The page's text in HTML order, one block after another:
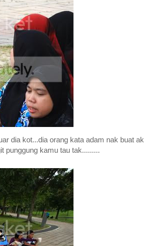
dia kot...dia orang kata adam nak buat
punggung kamu tau tak.........